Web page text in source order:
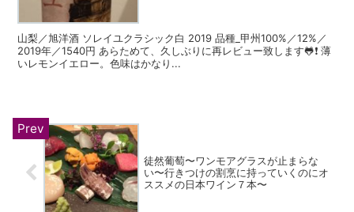
山梨／旭洋酒 ソレイユクラシック白 2019 品種_甲州100%／12%／
2019年／1540円 あらためて、久しぶりに再レビュー致します🐸❗️ 薄
いレモンイエロー。色味はかなり...
徒然葡萄〜ワンモアグラスが止まらな
い〜行きつけの割烹に持っていくのにオ
ススメの日本ワイン７本〜